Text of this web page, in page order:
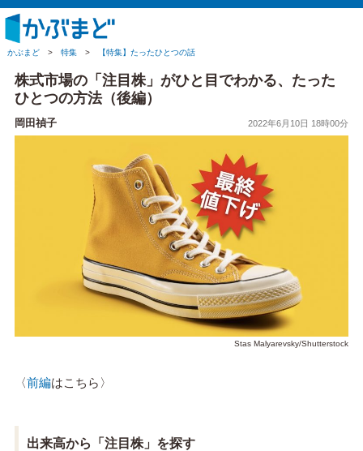
かぶまど > 特集 > 【特集】たったひとつの話
株式市場の「注目株」がひと目でわかる、たった
ひとつの方法（後編）
岡田禎子 2022年6月10日 18時00分
Stas Malyarevsky/Shutterstock
〈前編はこちら〉
出来高から「注目株」を探す